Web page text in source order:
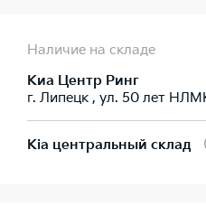
Наличие на складе
Киа Центр Ринг
г. Липецк , ул. 50 лет
Kia центральный склад